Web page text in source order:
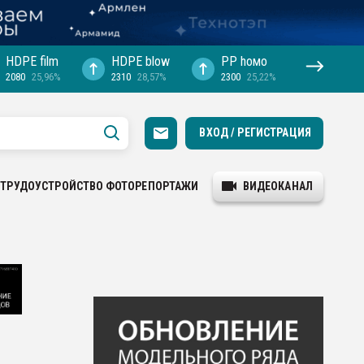
HDPE film
2080 25,96%
HDPE blow
2310 28,57%
PP hомо
2300 25,22%
ВХОД / РЕГИСТРАЦИЯ
ТРУДОУСТРОЙСТВО ФОТОРЕПОРТАЖИ ВИДЕОКАНАЛ